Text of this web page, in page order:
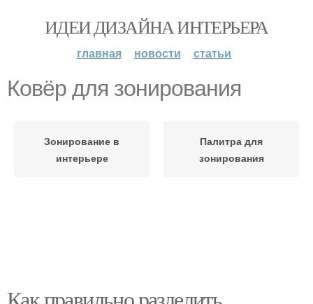
ИДЕИ ДИЗАЙНА ИНТЕРЬЕРА
главная новости статьи
Ковёр для зонирования
Зонирование в
интерьере
Палитра для
зонирования